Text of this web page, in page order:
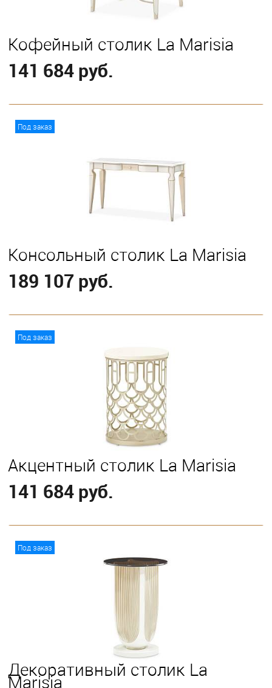
Кофейный столик La Marisia
141 684 руб.
Под заказ
Консольный столик La Marisia
189 107 руб.
Под заказ
Акцентный столик La Marisia
141 684 руб.
Под заказ
Декоративный столик La
Marisia